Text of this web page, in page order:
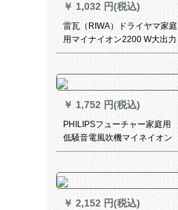
￥ 1,032 円(税込)
雷瓦（RIWA）ドライヤマ家庭
用マイナイオン2200 W大出力
速乾ドライヤシリーズRC-705
￥ 1,752 円(税込)
PHILIPSフューチャー家庭用
低騒音電風吹機マイネイオン
大出力ドライヤ-恒温コーデュ
￥ 2,152 円(税込)